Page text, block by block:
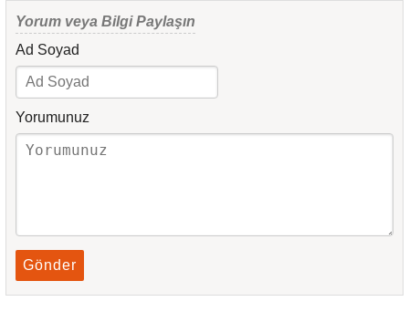
Yorum veya Bilgi Paylaşın
Ad Soyad
Yorumunuz
Gönder